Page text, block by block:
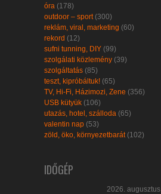
óra (178)
outdoor – sport(300)
reklám, viral, marketing (60)
rekord (12)
sufni tunning, DIY (99)
szolgálati közlemény (39)
szolgáltatás (85)
teszt, kipróbáltuk! (65)
TV, Hi-Fi, Házimozi, Zene (356)
USB kütyük (106)
utazás, hotel, szálloda (65)
valentin nap (53)
zöld, öko, környezetbarát(102)
IDŐGÉP
2026. augusztus